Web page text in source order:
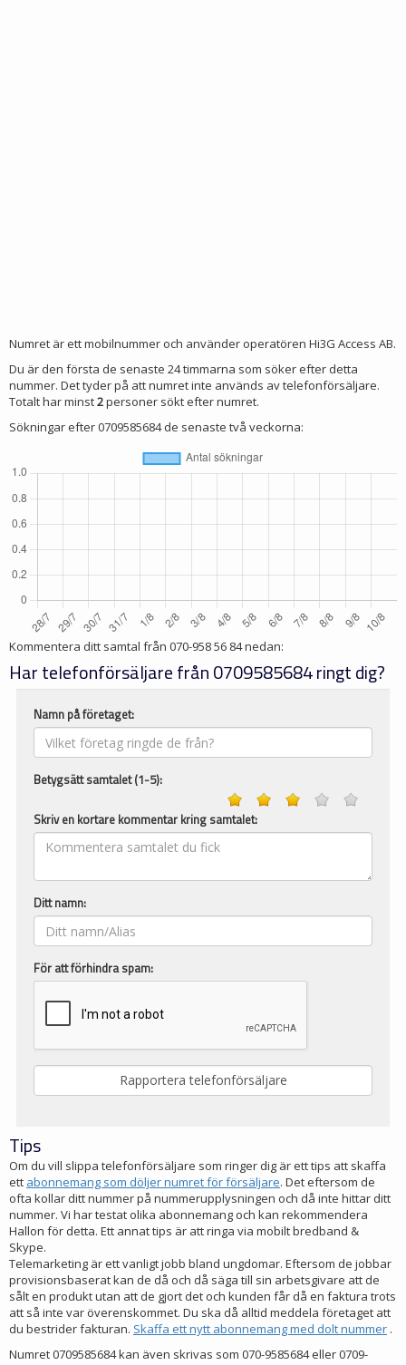
Numret är ett mobilnummer och använder operatören Hi3G Access AB.
Du är den första de senaste 24 timmarna som söker efter detta
nummer. Det tyder på att numret inte används av telefonförsäljare.
Totalt har minst2personer sökt efter numret.
Sökningar efter 0709585684 de senaste två veckorna:
Kommentera ditt samtal från 070-958 56 84nedan:
Har telefonförsäljare från 0709585684 ringt dig?
Namn på företaget:
Betygsätt samtalet (1-5):
Skriv en kortare kommentar kring samtalet:
Ditt namn:
För att förhindra spam:
Tips
Om du vill slippa telefonförsäljare som ringer dig är ett tips att skaffa
ett abonnemang som döljer numret för försäljare. Det eftersom de
ofta kollar ditt nummer på nummerupplysningen och då inte hittar ditt
nummer. Vi har testat olika abonnemang och kan rekommendera
Hallon för detta. Ett annat tips är att ringa via mobilt bredband &
Skype.
Telemarketing är ett vanligt jobb bland ungdomar. Eftersom de jobbar
provisionsbaserat kan de då och då säga till sin arbetsgivare att de
sålt en produkt utan att de gjort det och kunden får då en faktura trots
att så inte var överenskommet. Du ska då alltid meddela företaget att
du bestrider fakturan. Skaffa ett nytt abonnemang med dolt nummer .
Numret 0709585684 kan även skrivas som 070-9585684 eller 0709-